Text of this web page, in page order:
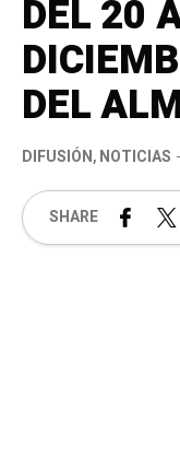
DEL 20
DEL
DIFUSIÓN,NOTICIAS
SHARE